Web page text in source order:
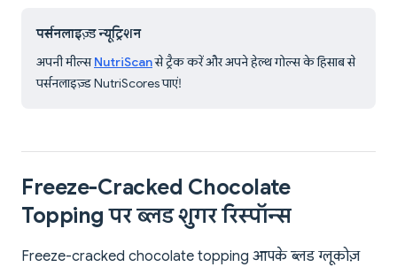
पर्सनलाइज़्ड न्यूट्रिशन
अपनी मील्सNutriScanसे ट्रैक करें और अपने हेल्थ गोल्स के हिसाब से
पर्सनलाइज़्ड NutriScores पाएं!
Freeze-Cracked Chocolate
Topping पर ब्लड शुगर रिस्पॉन्स
Freeze-cracked chocolate topping आपके ब्लड ग्लूकोज़